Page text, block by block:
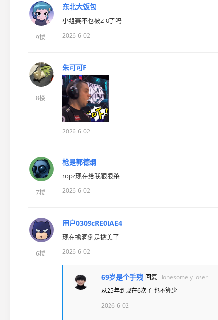
9楼
东北大饭包
小组赛不也被2-0了吗
2026-6-02
8楼
朱可可F
2026-6-02
7楼
枪是郭德纲
ropz现在给我狠狠杀
2026-6-02
6楼
用户0309cRE0IAE4
现在擒洞倒是擒美了
2026-6-02
69岁是个手残 回复
lonesomely loser
从25年到现在6次了 也不算少
2026-6-02